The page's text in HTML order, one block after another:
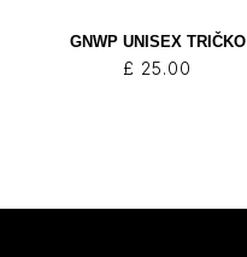
GNWP UNISEX TRIČKO
£ 25.00